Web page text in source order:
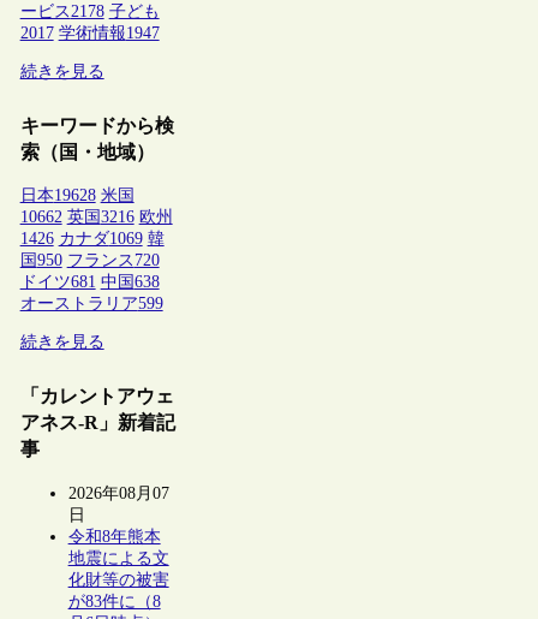
ービス 2178 子ども
2017 学術情報1947
続きを見る
キーワードから検
索（国・地域）
日本19628 米国
10662 英国 3216 欧州
1426 カナダ1069 韓
国 950 フランス 720
ドイツ681 中国 638
オーストラリア599
続きを見る
「カレントアウェ
アネス-R」新着記
事
2026年08月07
日
令和8年熊本
地震による文
化財等の被害
が83件に（8